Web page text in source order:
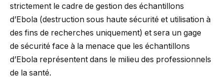
strictement le cadre de gestion des échantillons
d’Ebola (destruction sous haute sécurité et utilisation à
des fins de recherches uniquement) et sera un gage
de sécurité face à la menace que les échantillons
d’Ebola représentent dans le milieu des professionnels
de la santé.